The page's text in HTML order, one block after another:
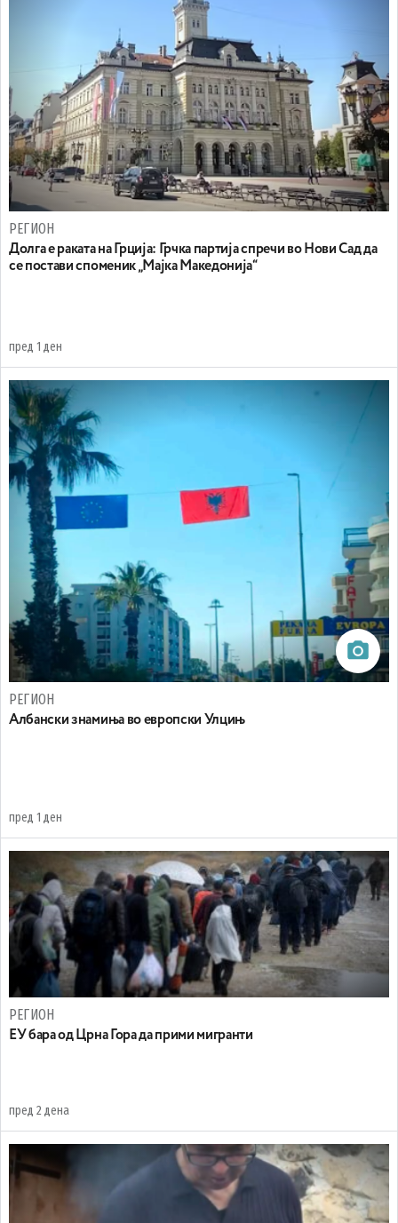
РЕГИОН
Долга е раката на Грција: Грчка партија спречи во Нови Сад да
се постави споменик „Мајка Македонија“
пред 1 ден
РЕГИОН
Aлбански знамиња во европски Улцињ
пред 1 ден
РЕГИОН
EУ бара од Црна Гора да прими мигранти
пред 2 дена